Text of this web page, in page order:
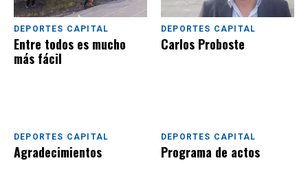
DEPORTES CAPITAL
Entre todos es mucho
más fácil
DEPORTES CAPITAL
Carlos Proboste
DEPORTES CAPITAL
Agradecimientos
DEPORTES CAPITAL
Programa de actos